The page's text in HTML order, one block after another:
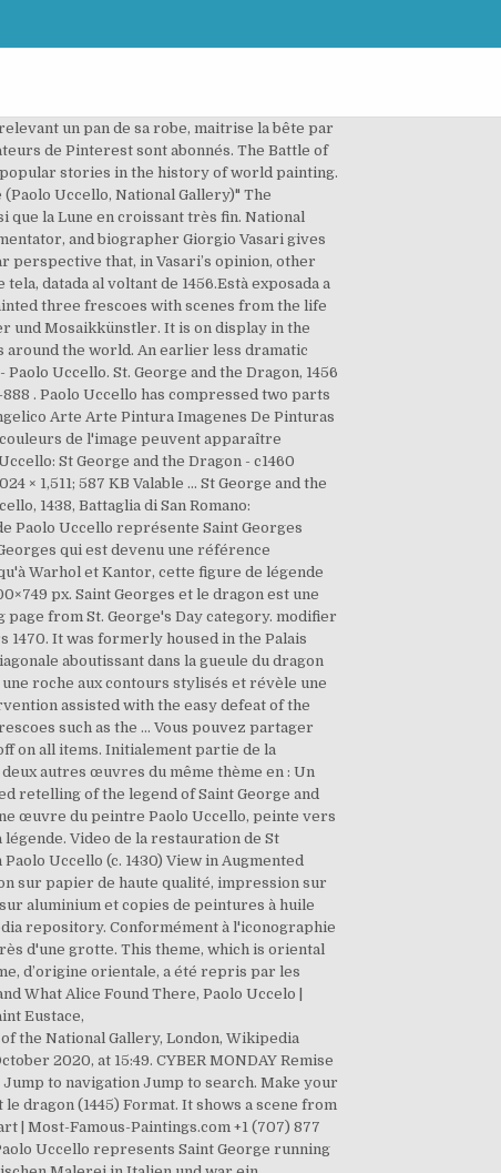
It shows a scene from the famous story of Saint George and the Dragon. george et le dragon de Paolo Uccello | Reproductions D'œuvres D'art | Most-Famous-Paintings.com +1 (707) 877 4321 +33 (977) 198 888. De sa lance, il transperce la tête du dragon. The Florentine Gallery The painting on wood by Paolo Uccello represents Saint George running the dragon through with his lance, as it prepares to devour the king’s daughter. Uccello gilt als Vater der perspektivischen Malerei in Italien und war ein experimentierfreudiger und auch etwas exzentrischer Zeitgenosse. St. George and the Dragon, 1456 by Paolo Uccello (1397-1475, Italy) | Art Reproductions Paolo Uccello | WahooArt.com. Un tourbillon surplombe le cavalier au-delà d'arbres vert foncé. Au loin, on aperçoit des collines ainsi que des remparts indiquant la distance séparant la scène de la ville de Silène. Détails sur ce lien ACCUEIL TOP 100; TOP 500; TOP 1000; EN VITRINE PROCESS F.A.Q. The painting is used as the basis for the U. The legend tells of the knight slaying a dragon that demanded human sacrifices. Paolo Uccello (1397 - 1475) Style . Lais Puzzle Paolo Uccello – Saint Georges et Le Dragon, Detail, 100 Teile bei Amazon.de | Günstiger Preis | Kostenloser Versand ab 29€ für ausgewählte Artikel File:Paolo Uccello 047b.jpg. St George and the Dragon 1458-60 Oil on canvas, 52 x 90 cm Musée Jacquemart-André, Paris: The majority of art historians attribute to Paolo Uccello the two small paintings of St George and the Dragon (National Gallery, London and MusÃ©e Jacquemart-AndrÃ©, Paris). The first mention of it being there is 1898. File; File history; File usage on Commons; File usage on other wikis; Size of this preview: 784 × 600 pixels. The saint on his prancing charger plunges his spear into the head of an oddly triangular dragon, whose shape mirrors the entrance to his cave; the elegant, but rather bored-looking, princess already has … It is on display in the National Gallery, London, United Kingdom. The eye in the storm gathering on the right of Saint George is lined up with his spear showing there has been divine intervention. A. Fanthorpe poem, Not My Best Side,[2] and may have served as inspiration for Sir John Tenniel's illustration of the Jabberwock in Through the Looking-Glass, and What Alice Found There. Many artists glorified the deeds of the saint, but none of their works can match the magnificent picture of Uccello. Le saint, sur un cheval pommelé blanc cabré à droite, porte une armure assis sur une sellerie rouge. La dernière modification de cette page a été faite le 23 mai 2019 à 10:18. Information about the painting, location, other paintings of the artist. [1] It was formerly housed in the Palais Lanckoroński in Vienna, belonging to Count Karol Lanckoroński and